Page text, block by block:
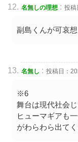
名無しの理想 : 投稿
副島くんが可哀想
名無し : 投稿日：
※6
舞台は現代社会
ヒューマギアも
がわらわら出て